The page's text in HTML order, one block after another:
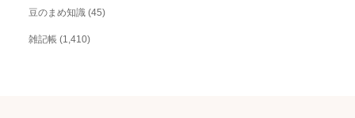
豆のまめ知識 (45)
雑記帳 (1,410)